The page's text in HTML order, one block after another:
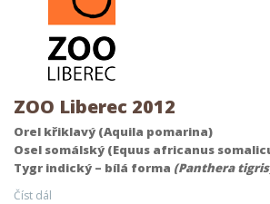
ZOO Liberec 2012
Orel křiklavý (Aquila pomarina)
Osel somálský (Equus africanus
Tygr indický – bílá forma (Panthera
Číst dál